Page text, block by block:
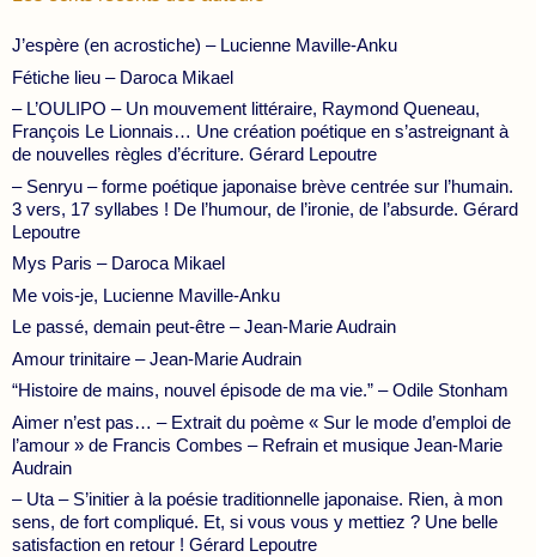
J’espère (en acrostiche) – Lucienne Maville-Anku
Fétiche lieu – Daroca Mikael
– L’OULIPO – Un mouvement littéraire, Raymond Queneau,
François Le Lionnais… Une création poétique en s’astreignant à
de nouvelles règles d’écriture. Gérard Lepoutre
– Senryu – forme poétique japonaise brève centrée sur l’humain.
3 vers, 17 syllabes ! De l’humour, de l’ironie, de l’absurde. Gérard
Lepoutre
Mys Paris – Daroca Mikael
Me vois-je, Lucienne Maville-Anku
Le passé, demain peut-être – Jean-Marie Audrain
Amour trinitaire – Jean-Marie Audrain
“Histoire de mains, nouvel épisode de ma vie.” – Odile Stonham
Aimer n’est pas… – Extrait du poème « Sur le mode d’emploi de
l’amour » de Francis Combes – Refrain et musique Jean-Marie
Audrain
– Uta – S’initier à la poésie traditionnelle japonaise. Rien, à mon
sens, de fort compliqué. Et, si vous vous y mettiez ? Une belle
satisfaction en retour ! Gérard Lepoutre